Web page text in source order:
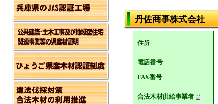
丹佐商事株式会社
住所
電話番号
FAX番号
合法木材供給事業者